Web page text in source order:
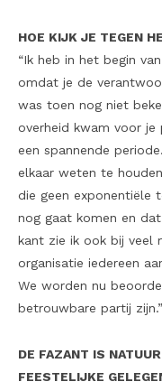
HOE KIJK JE TEGEN
“Ik heb in het begin
omdat je de
was toen nog niet
overheid kwam voor
een spannende
elkaar weten te
die geen exponentiële
nog gaat komen en
kant zie ik ook bij veel
organisatie iedereen
We worden nu
betrouwbare partij zijn.”
DE FAZANT IS
FEESTELIJKE